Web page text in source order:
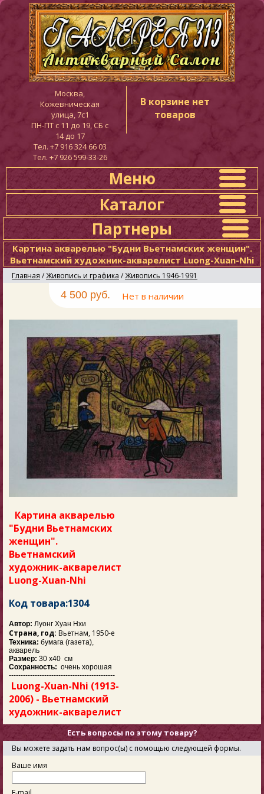
Москва,
Кожевническая
улица, 7с1
ПН-ПТ c 11 до 19, СБ с
14 до 17
Тел. +7 916 324 66 03
Тел. +7 926 599-33-26
В корзине нет
товаров
Меню
Каталог
Партнеры
Картина акварелью "Будни Вьетнамских женщин".
Вьетнамский художник-акварелист Luong-Xuan-Nhi
Главная /Живопись и графика /Живопись 1946-1991
4 500 руб. Нет в наличии
Картина акварелью
"Будни Вьетнамских
женщин".
Вьетнамский
художник-акварелист
Luong-Xuan-Nhi
Код товара:1304
Автор: Луонг Хуан Нхи
Страна, год: Вьетнам, 1950-е
Техника: бумага (газета),
акварель
Размер: 30 х40 см
Сохранность: очень хорошая
---------------------------------------------
Luong-Xuan-Nhi (1913-
2006) - Вьетнамский
художник-акварелист
Есть вопросы по этому товару?
Вы можете задать нам вопрос(ы) с помощью следующей формы.
Ваше имя